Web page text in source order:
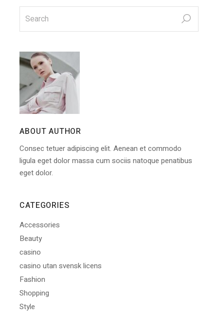
search
for:
ABOUT AUTHOR
Consec tetuer adipiscing elit. Aenean et commodo
ligula eget dolor massa cum sociis natoque penatibus
eget dolor.
CATEGORIES
Accessories
Beauty
casino
casino utan svensk licens
Fashion
Shopping
Style